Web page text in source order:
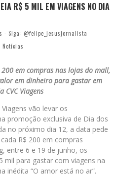
R$ 5 MIL EM VIAGENS NO DIA
- Siga: @felipe_jesusjornalista
Notícias
em compras nas lojas do mall,
em dinheiro para gastar em
CVC Viagens
vão levar os
promoção exclusiva de Dia dos
no próximo dia 12, a data pede
R$ 200 em compras
entre 6 e 19 de junho, os
mil para gastar com viagens na
inédita “O amor está no ar”.